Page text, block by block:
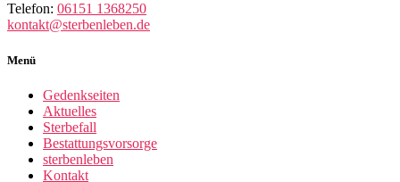
Telefon: 06151 1368250
kontakt@sterbenleben.de
Menü
Gedenkseiten
Aktuelles
Sterbefall
Bestattungsvorsorge
sterbenleben
Kontakt